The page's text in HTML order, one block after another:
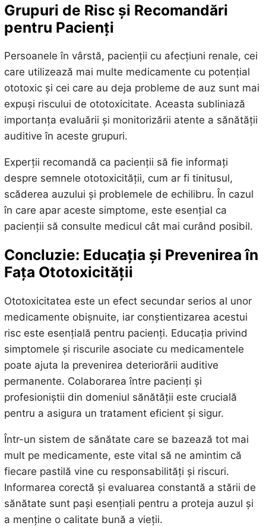
Grupuri de Risc și Recomandări
pentru Pacienți
Persoanele în vârstă, pacienții cu afecțiuni renale, cei
care utilizează mai multe medicamente cu potențial
ototoxic și cei care au deja probleme de auz sunt mai
expuși riscului de ototoxicitate. Aceasta subliniază
importanța evaluării și monitorizării atente a sănătății
auditive în aceste grupuri.
Experții recomandă ca pacienții să fie informați
despre semnele ototoxicității, cum ar fi tinitusul,
scăderea auzului și problemele de echilibru. În cazul
în care apar aceste simptome, este esențial ca
pacienții să consulte medicul cât mai curând posibil.
Concluzie: Educația și Prevenirea în
Fața Ototoxicității
Ototoxicitatea este un efect secundar serios al unor
medicamente obișnuite, iar conștientizarea acestui
risc este esențială pentru pacienți. Educația privind
simptomele și riscurile asociate cu medicamentele
poate ajuta la prevenirea deteriorării auditive
permanente. Colaborarea între pacienți și
profesioniștii din domeniul sănătății este crucială
pentru a asigura un tratament eficient și sigur.
Într-un sistem de sănătate care se bazează tot mai
mult pe medicamente, este vital să ne amintim că
fiecare pastilă vine cu responsabilități și riscuri.
Informarea corectă și evaluarea constantă a stării de
sănătate sunt pași esențiali pentru a proteja auzul și
a menține o calitate bună a vieții.